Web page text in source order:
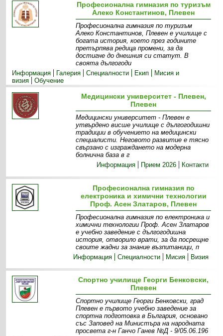
Професионална гимназия по туризъм
Алеко Константинов, Плевен
Професионална гимназия по туризъм
Алеко Константинов, Плевен е училище с
богата история, което през годините
претърпява редица промени, за да
достигне до днешния си статут. В
своята дългогоди
Информация
Галерия Специалности Екип
Мисия и
визия
Обучение
Медицински университет - Плевен,
Плевен
Медицински университет - Плевен е
утвърдено висше училище с дългогодишни
традиции в обучението на медицински
специалисти. Неговото развитие е тясно
свързано с изграждането на модерна
болнична база в г
Информация
Прием 2026 Контакти
Професионална гимназия по
електроника и химични технологии
Проф. Асен Златаров, Плевен
Професионална гимназия по електроника и
химични технологии Проф. Асен Златаров
е учебно заведение с дългогодишна
история, отворило врати, за да посрещне
своите жадни за знание възпитаници, п
Информация
Специалности Мисия Визия
Спортно училище Георги Бенковски,
Плевен
Спортно училище Георги Бенковски, град
Плевен е първото учебно заведение за
спортна подготовка в България, основано
със Заповед на Министъра на народната
просвета г-н Ганчо Ганев №Д - 9/05.06.196